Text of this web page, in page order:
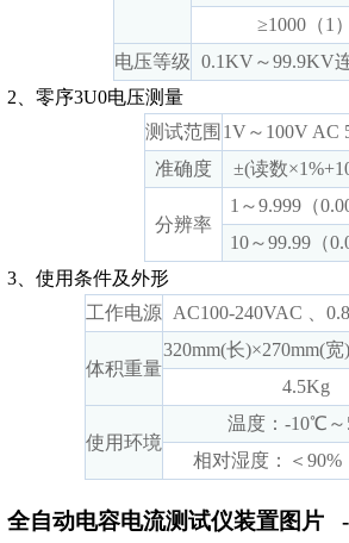
≥1000（1）
电压等级 0.1KV～99.9KV
2、零序3U0电压测量
测试范围 1V～100V AC
准确度
±(读数
分辨率
1～9.999（
10～99.99（
3、使用条件及外形
工作电源
AC100-240VAC 、
体积重量
320mm(长)×270mm(
4.5Kg
使用环境
温度：-10℃
相对湿度：＜90%
全自动电容电流测试仪装置图片